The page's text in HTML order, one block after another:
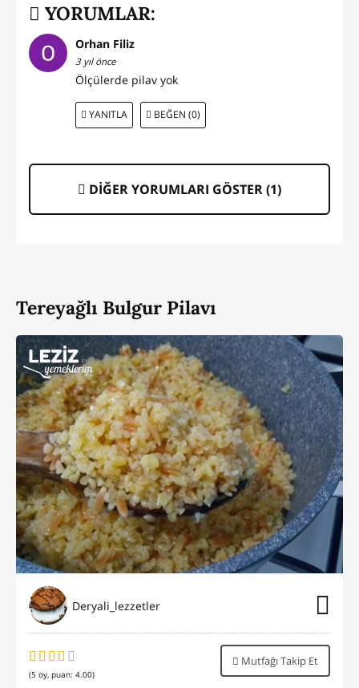
YORUMLAR:
Orhan Filiz
3 yıl önce
Ölçülerde pilav yok
YANITLA BEĞEN (0)
DİĞER YORUMLARI GÖSTER (1)
Tereyağlı Bulgur Pilavı
Deryali_lezzetler
(5 oy, puan: 4.00)
Mutfağı Takip Et